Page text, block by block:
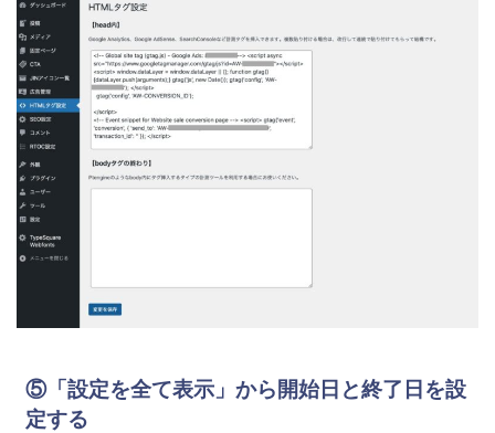
⑤「設定を全て表示」から開始日と終了日を設
定する